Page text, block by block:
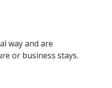
way and are
or business stays.